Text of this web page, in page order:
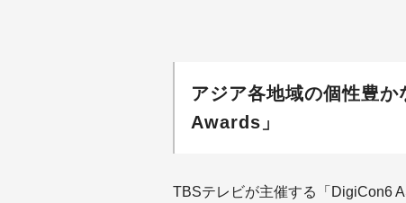
アジア各地域の個性豊
Awards」
TBSテレビが主催する「DigiCon6